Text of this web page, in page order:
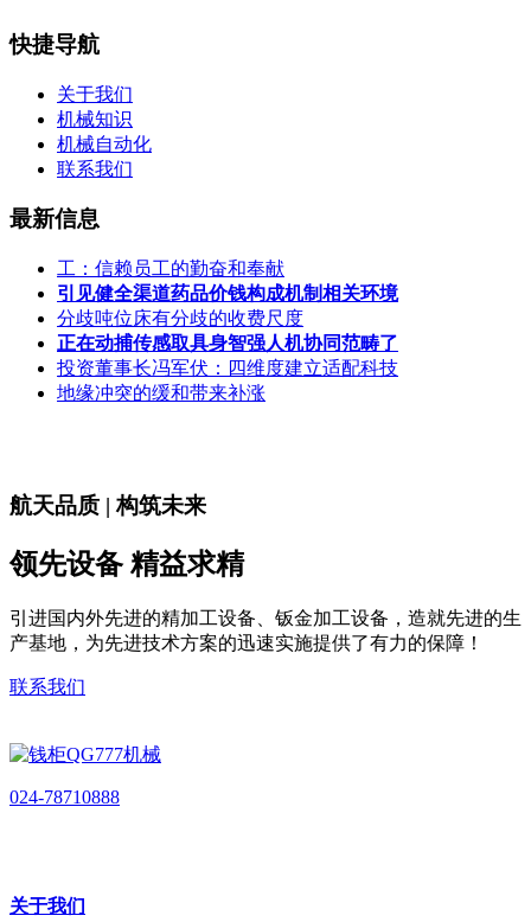
快捷导航
关于我们
机械知识
机械自动化
联系我们
最新信息
工：信赖员工的勤奋和奉献
引见健全渠道药品价钱构成机制相关环境
分歧吨位床有分歧的收费尺度
正在动捕传感取具身智强人机协同范畴了
投资董事长冯军伏：四维度建立适配科技
地缘冲突的缓和带来补涨
航天品质 | 构筑未来
领先设备 精益求精
引进国内外先进的精加工设备、钣金加工设备，造就先进的生
产基地，为先进技术方案的迅速实施提供了有力的保障！
联系我们
024-78710888
关于我们